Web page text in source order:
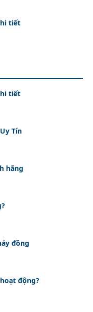
tiết
tiết
Tín
hãng
đồng
động?